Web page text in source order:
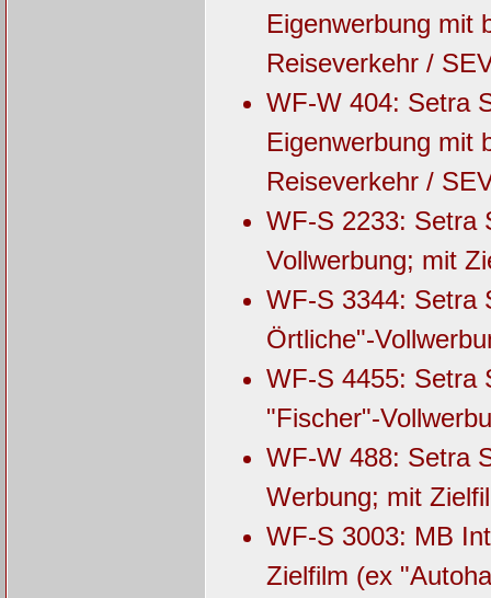
Eigenwerbung mit
Reiseverkehr /
WF-W 404: Setra
Eigenwerbung mit
Reiseverkehr /
WF-S 2233: Setra
Vollwerbung; mit
WF-S 3344: Setra
Örtliche"-
WF-S 4455: Setra
"Fischer"-
WF-W 488: Setra
Werbung; mit
WF-S 3003: MB
Zielfilm (ex